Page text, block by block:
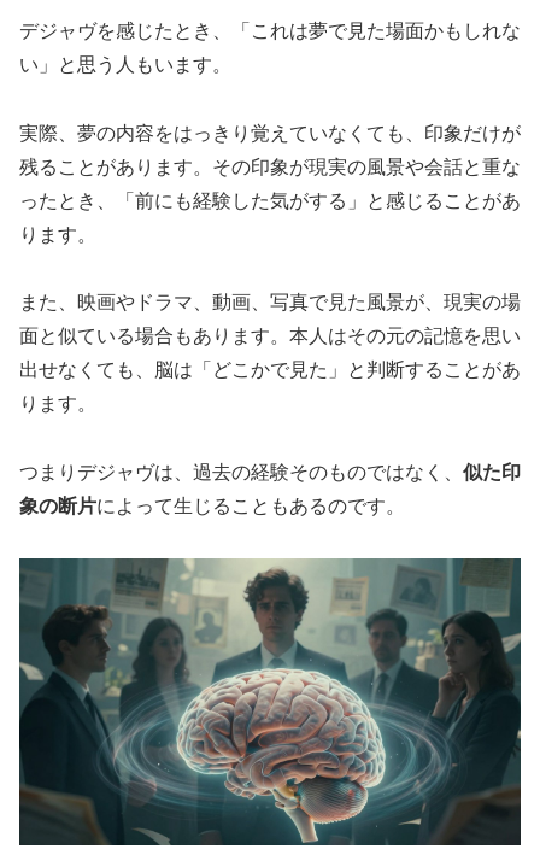
デジャヴを感じたとき、「これは夢で見た場面かもしれな
い」と思う人もいます。
実際、夢の内容をはっきり覚えていなくても、印象だけが
残ることがあります。その印象が現実の風景や会話と重な
ったとき、「前にも経験した気がする」と感じることがあ
ります。
また、映画やドラマ、動画、写真で見た風景が、現実の場
面と似ている場合もあります。本人はその元の記憶を思い
出せなくても、脳は「どこかで見た」と判断することがあ
ります。
つまりデジャヴは、過去の経験そのものではなく、 似た印
象の断片によって生じることもあるのです。